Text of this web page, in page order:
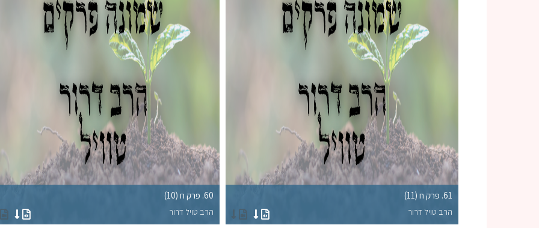
61. פרק ח (11)
הרב טויל דרור
60. פרק ח (10)
הרב טויל דרור